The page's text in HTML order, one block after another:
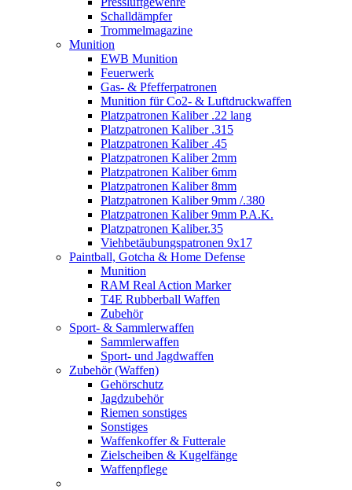
Schalldämpfer
Trommelmagazine
Munition
EWB Munition
Feuerwerk
Gas- & Pfefferpatronen
Munition für Co2- & Luftdruckwaffen
Platzpatronen Kaliber .22 lang
Platzpatronen Kaliber .315
Platzpatronen Kaliber .45
Platzpatronen Kaliber 2mm
Platzpatronen Kaliber 6mm
Platzpatronen Kaliber 8mm
Platzpatronen Kaliber 9mm /.380
Platzpatronen Kaliber 9mm P.A.K.
Platzpatronen Kaliber.35
Viehbetäubungspatronen 9x17
Paintball, Gotcha & Home Defense
Munition
RAM Real Action Marker
T4E Rubberball Waffen
Zubehör
Sport- & Sammlerwaffen
Sammlerwaffen
Sport- und Jagdwaffen
Zubehör (Waffen)
Gehörschutz
Jagdzubehör
Riemen sonstiges
Sonstiges
Waffenkoffer & Futterale
Zielscheiben & Kugelfänge
Waffenpflege